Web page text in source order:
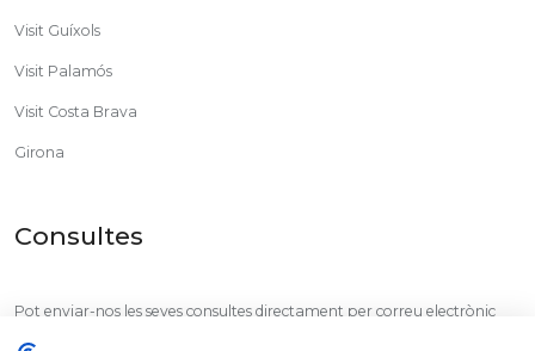
Visit Guíxols
Visit Palamós
Visit Costa Brava
Girona
Consultes
Pot enviar-nos les seves consultes directament per correu electrònic
amb el següent botó